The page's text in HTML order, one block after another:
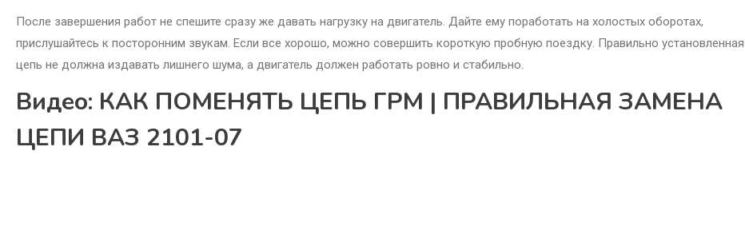
После завершения работ не спешите сразу же давать нагрузку на двигатель. Дайте ему поработать на холостых оборотах,
прислушайтесь к посторонним звукам. Если все хорошо, можно совершить короткую пробную поездку. Правильно установленная
цепь не должна издавать лишнего шума, а двигатель должен работать ровно и стабильно.
Видео: КАК ПОМЕНЯТЬ ЦЕПЬ ГРМ | ПРАВИЛЬНАЯ ЗАМЕНА
ЦЕПИ ВАЗ 2101-07